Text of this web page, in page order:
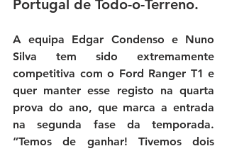
Portugal de Todo-o-Terreno.
A equipa Edgar Condenso e Nuno
Silva tem sido extremamente
competitiva com o Ford Ranger T1 e
quer manter esse registo na quarta
prova do ano, que marca a entrada
“Temos de ganhar! Tivemos dois